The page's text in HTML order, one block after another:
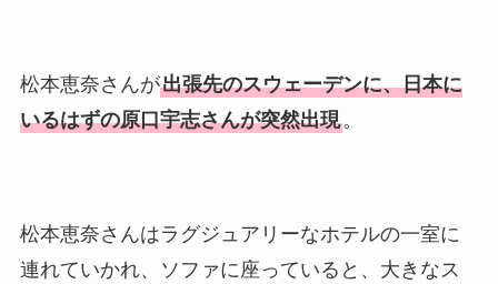
松本恵奈さんが出張先のスウェーデンに、日本に
いるはずの原口宇志さんが突然出現。
松本恵奈さんはラグジュアリーなホテルの一室に
連れていかれ、ソファに座っていると、大きなス